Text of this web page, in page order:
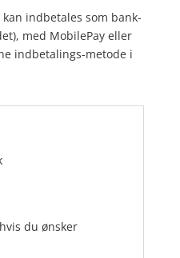
indbetales som bank-
med MobilePayeller
indbetalings-metode i
du ønsker